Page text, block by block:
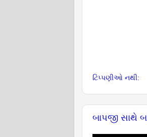
ટિપ્પણીઓ નથી:
બાપજી સાથે